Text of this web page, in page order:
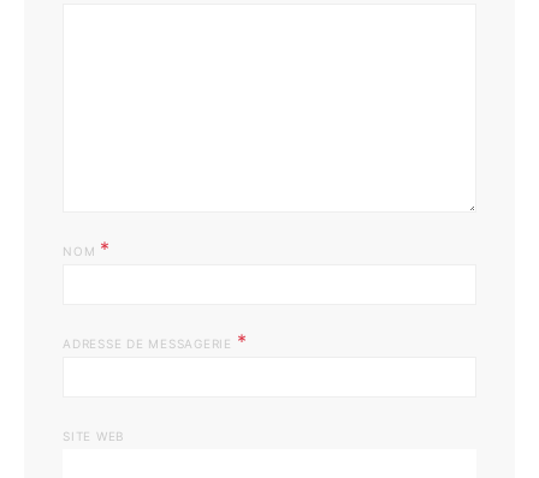
NOM *
ADRESSE DE MESSAGERIE *
SITE WEB